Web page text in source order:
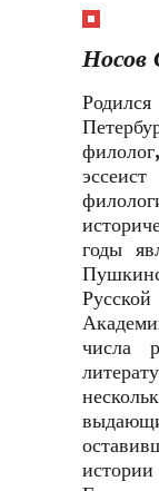
Носов
годы
числа